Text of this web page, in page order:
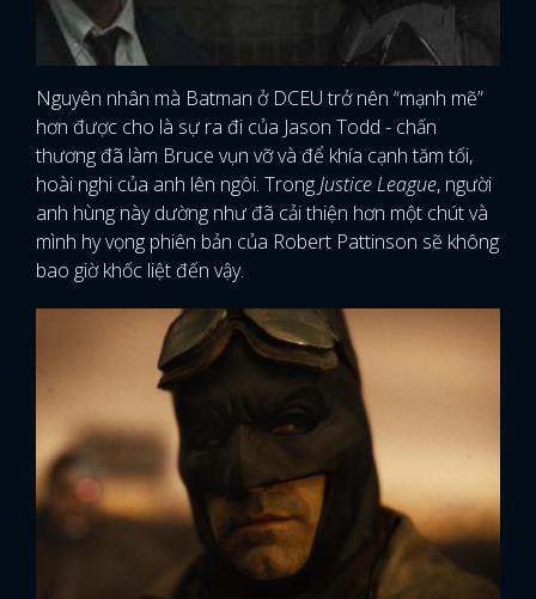
Nguyên nhân mà Batman ở DCEU trở nên “mạnh mẽ”
hơn được cho là sự ra đi của Jason Todd - chấn
thương đã làm Bruce vụn vỡ và để khía cạnh tăm tối,
hoài nghi của anh lên ngôi. TrongJustice League, người
anh hùng này dường như đã cải thiện hơn một chút và
mình hy vọng phiên bản của Robert Pattinson sẽ không
bao giờ khốc liệt đến vậy.